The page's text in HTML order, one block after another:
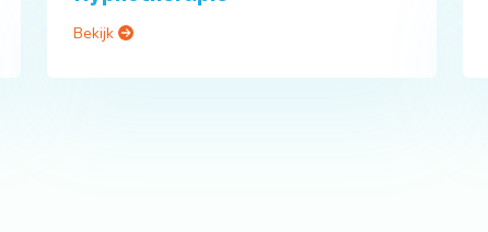
Bekijk